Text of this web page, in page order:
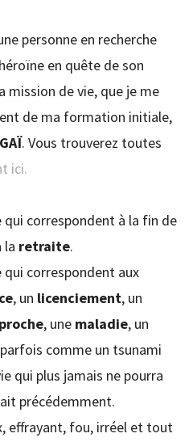
personne en recherche
en quête de son
de vie, que je me
de ma formation initiale,
. Vous trouverez toutes
ici.
correspondent à la fin de
la retraite.
qui correspondent aux
, un licenciement, un
, une maladie, un
comme un tsunami
qui plus jamais ne pourra
précédemment.
effrayant, fou, irréel et tout